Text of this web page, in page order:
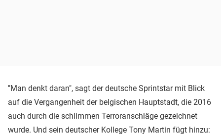
"Man denkt daran", sagt der deutsche Sprintstar mit Blick
auf die Vergangenheit der belgischen Hauptstadt, die 2016
auch durch die schlimmen Terroranschläge gezeichnet
wurde. Und sein deutscher Kollege Tony Martin fügt hinzu: